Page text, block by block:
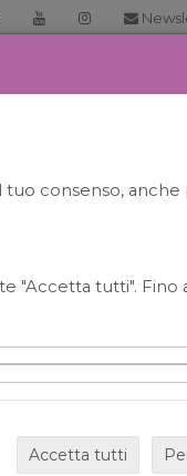
CON
consenso,
"Accetta tutti". Fino
Accetta tutti